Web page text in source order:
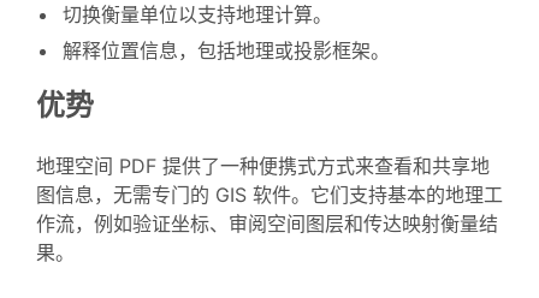
切换衡量单位以支持地理计算。
解释位置信息，包括地理或投影框架。
优势
地理空间 PDF 提供了一种便携式方式来查看和共享地
图信息，无需专门的 GIS 软件。它们支持基本的地理工
作流，例如验证坐标、审阅空间图层和传达映射衡量结
果。